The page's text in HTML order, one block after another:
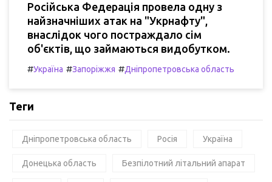
Російська Федерація провела одну з
найзначніших атак на "Укрнафту",
внаслідок чого постраждало сім
об'єктів, що займаються видобутком.
#Україна #Запоріжжя #Дніпропетровська область
Теги
Дніпропетровська область Росія Україна
Донецька область Безпілотний літальний апарат